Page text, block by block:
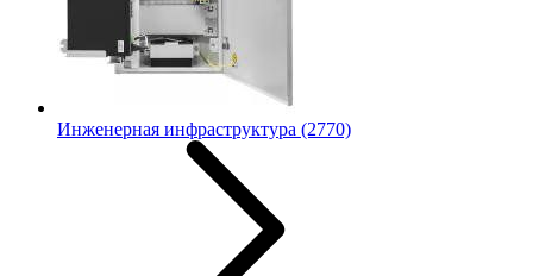
Инженерная инфраструктура (2770)